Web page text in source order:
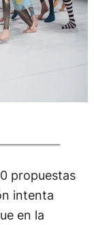
propuestas
intenta
en la